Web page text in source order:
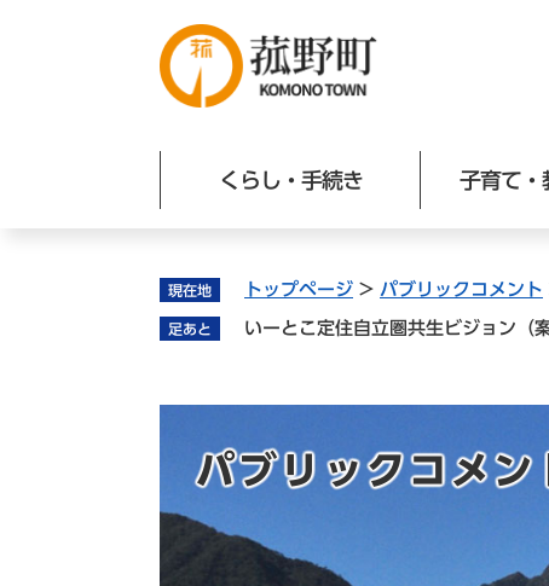
くらし・手続き 子育て・
現在地 トップページ > パブリックコメント
足あと いーとこ定住自立圏共生ビジョン（
パブリックコメン